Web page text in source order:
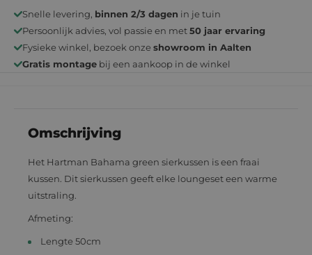
Snelle levering, binnen 2/3 dagen in je tuin
Persoonlijk advies, vol passie en met50 jaar ervaring
Fysieke winkel, bezoek onze showroom in Aalten
Gratis montage bij een aankoop in de winkel
Omschrijving
Het Hartman Bahama green sierkussen is een fraai
kussen. Dit sierkussen geeft elke loungeset een warme
uitstraling.
Afmeting:
Lengte 50cm